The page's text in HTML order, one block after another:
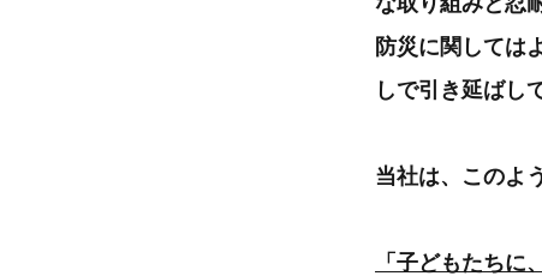
防災に関しては
しで引き延ばし
当社は、このよ
「子どもたちに